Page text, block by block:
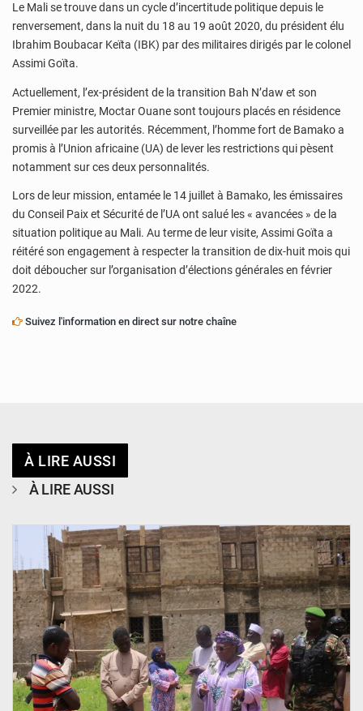
Le Mali se trouve dans un cycle d’incertitude politique depuis le
renversement, dans la nuit du 18 au 19 août 2020, du président élu
Ibrahim Boubacar Keïta (IBK) par des militaires dirigés par le colonel
Assimi Goïta.
Actuellement, l’ex-président de la transition Bah N’daw et son
Premier ministre, Moctar Ouane sont toujours placés en résidence
surveillée par les autorités. Récemment, l’homme fort de Bamako a
promis à l’Union africaine (UA) de lever les restrictions qui pèsent
notamment sur ces deux personnalités.
Lors de leur mission, entamée le 14 juillet à Bamako, les émissaires
du Conseil Paix et Sécurité de l’UA ont salué les « avancées » de la
situation politique au Mali. Au terme de leur visite, Assimi Goïta a
réitéré son engagement à respecter la transition de dix-huit mois qui
doit déboucher sur l’organisation d’élections générales en février
2022.
Suivez l'information en direct sur notre chaîne
À LIRE AUSSI
À LIRE AUSSI